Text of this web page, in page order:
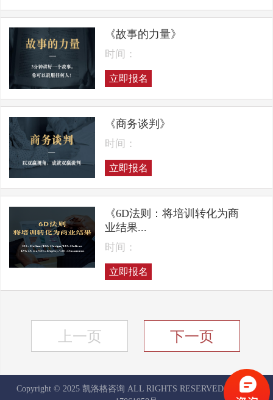
《故事的力量》
时间：
立即报名
《商务谈判》
时间：
立即报名
《6D法则：将培训转化为商
业结果...
时间：
立即报名
上一页 下一页
Copyright © 2025 凯洛格咨询 ALL RIGHTS RESERVED
京ICP备